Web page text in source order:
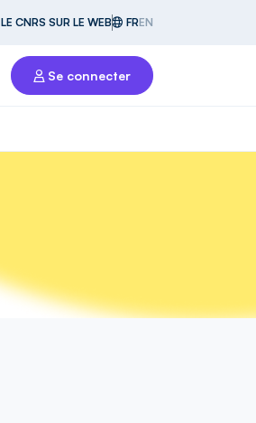
LE CNRS SUR LE WEB FREN
Se connecter